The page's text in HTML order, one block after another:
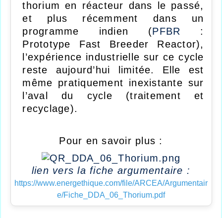
thorium en réacteur dans le passé,
et plus récemment dans un
programme indien (PFBR
:
Prototype Fast Breeder Reactor),
l’expérience industrielle sur ce cycle
reste aujourd’hui limitée. Elle est
même pratiquement inexistante sur
l’aval du cycle (traitement et
recyclage).
Pour en savoir plus :
lien vers la fiche argumentaire :
https://www.energethique.com/file/ARCEA/Argumentair
e/Fiche_DDA_06_Thorium.pdf